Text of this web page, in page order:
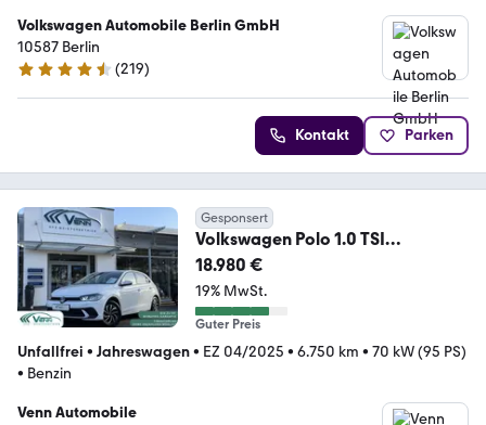
Volkswagen Automobile Berlin GmbH
10587 Berlin
4.6 Sterne
(219)
Kontakt Parken
Gesponsert
Volkswagen Polo 1.0 TSI
Life*RFK*AppCo*SHA*LED*Temp
o*DAB
18.980 €
19% MwSt.
Guter Preis
Unfallfrei • Jahreswagen• EZ 04/2025 • 6.750 km • 70 kW (95 PS)
• Benzin
Venn Automobile